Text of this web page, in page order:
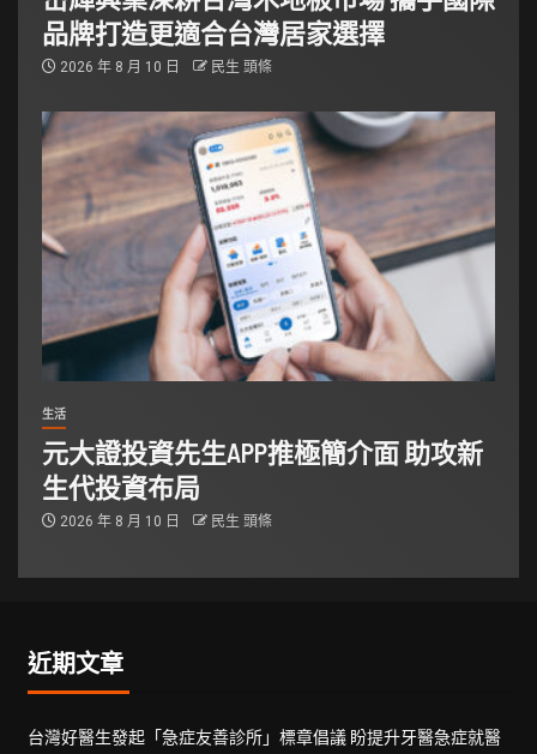
品牌打造更適合台灣居家選擇
2026 年 8 月 10 日 民生 頭條
生活
元大證投資先生APP推極簡介面 助攻新
生代投資布局
2026 年 8 月 10 日 民生 頭條
近期文章
台灣好醫生發起「急症友善診所」標章倡議 盼提升牙醫急症就醫